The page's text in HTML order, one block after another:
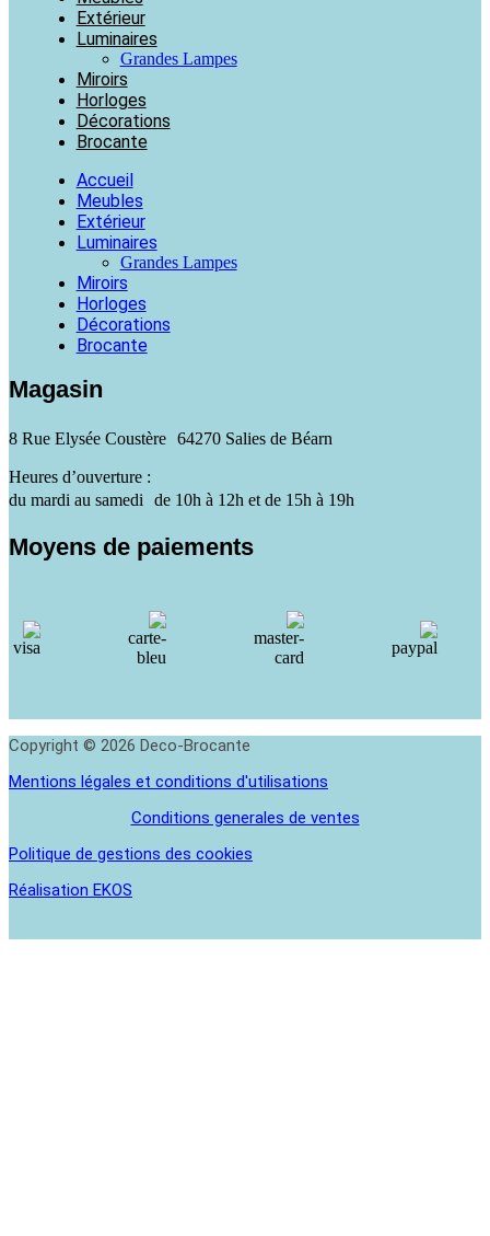
Extérieur
Luminaires
Grandes Lampes
Miroirs
Horloges
Décorations
Brocante
Accueil
Meubles
Extérieur
Luminaires
Grandes Lampes
Miroirs
Horloges
Décorations
Brocante
Magasin
8 Rue Elysée Coustère 64270 Salies de Béarn
Heures d’ouverture :
du mardi au samedi de 10h à 12h et de 15h à 19h
Moyens de paiements
Copyright © 2026 Deco-Brocante
Mentions légales et conditions d'utilisations
Conditions generales de ventes
Politique de gestions des cookies
Réalisation EKOS